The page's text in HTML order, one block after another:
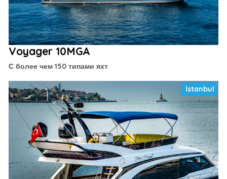
Voyager 10MGA
С более чем 150 типами яхт
İstanbul